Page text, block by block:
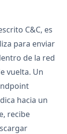
C&C, es
para enviar
de la red
vuelta. Un
hacia un
recibe